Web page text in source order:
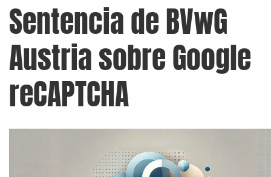
Sentencia de BVwG
Austria sobre Google
reCAPTCHA